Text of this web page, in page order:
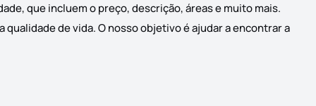
que incluem o preço, descrição, áreas e muito mais.
de vida. O nosso objetivo é ajudar a encontrar a